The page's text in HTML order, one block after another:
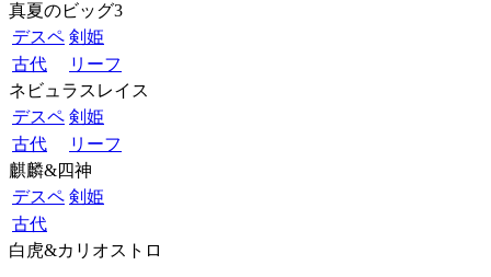
真夏のビッグ3
デスペ 剣姫
古代
リーフ
ネビュラスレイス
デスペ 剣姫
古代
リーフ
麒麟&四神
デスペ 剣姫
古代
白虎&カリオストロ